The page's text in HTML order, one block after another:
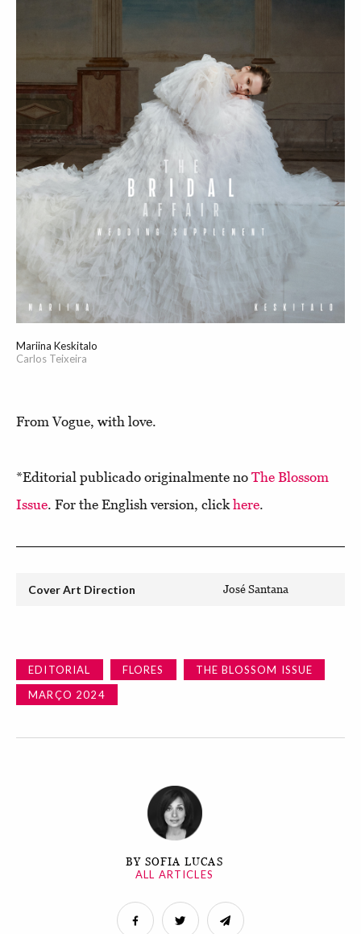
Mariina Keskitalo
Carlos Teixeira
From Vogue, with love.
*Editorial publicado originalmente no The Blossom
Issue. For the English version, click here.
Cover Art Direction José Santana
EDITORIAL FLORES
THE BLOSSOM ISSUE
MARÇO 2024
BY SOFIA LUCAS
ALL ARTICLES